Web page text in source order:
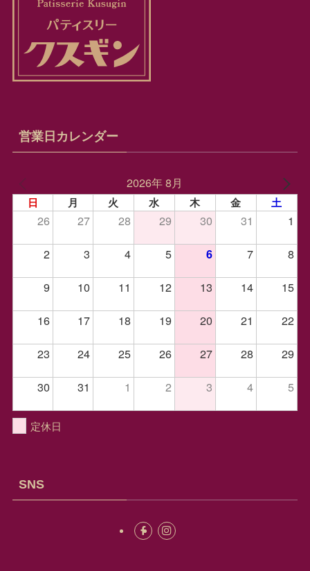
営業日カレンダー
2026年 8月
日 月 火 水 木 金 土
26 27 28 29 30 31
1
2
3 4 5 6 7
8
9
10 11 12 13 14
15
16
17 18 19 20 21
22
23
24 25 26 27 28
29
30
31 1 2 3 4 5
定休日
SNS